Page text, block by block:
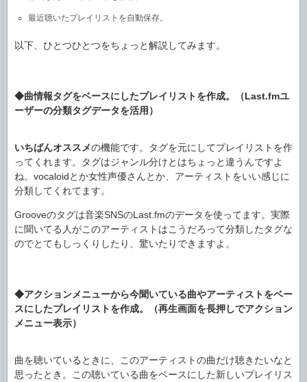
最近聴いたプレイリストを自動保存。
以下、ひとつひとつをちょっと解説してみます。
◆曲情報タグをベースにしたプレイリストを作成。（Last.fmユ
ーザーの分類タグデータを活用）
いちばんオススメの機能です。タグを元にしてプレイリストを作
ってくれます。タグはジャンル分けとはちょっと違うんですよ
ね。vocaloidとか女性声優さんとか、アーティストをいい感じに
分類してくれてます。
Grooveのタグは音楽SNSのLast.fmのデータを使ってます。実際
に聞いてる人がこのアーティストはこうだろって分類したタグな
のでとてもしっくりしたり、驚いたりできますよ。
◆アクションメニューから今聞いている曲やアーティストをベー
スにしたプレイリストを作成。（再生画面を長押しでアクション
メニュー表示）
曲を聴いているときに、このアーティストの曲だけ聴きたいなと
思ったとき。この聴いている曲をベースにした新しいプレイリス